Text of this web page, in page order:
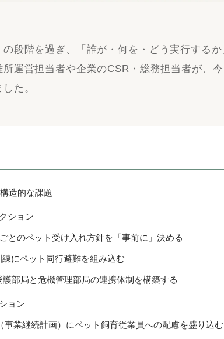
段階を過ぎ、「誰が・何を・どう実行する
運営担当者や企業のCSR・総務担当者が、
た。
造的な課題
ション
とのペット受け入れ方針を「事前に」決める
にペット同行避難を組み込む
部局と危機管理部局の連携体制を構築する
ョン
業継続計画）にペット飼育従業員への配慮を盛り込む